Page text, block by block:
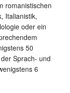
romanistischen
Italianistik,
oder ein
50
Sprach- und
6